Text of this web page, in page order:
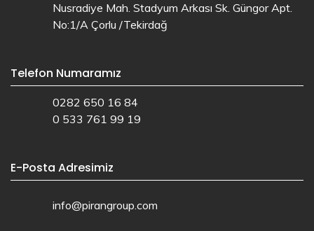
Nusradiye Mah. Stadyum Arkası Sk. Güngor Apt.
No:1/A Çorlu /Tekirdağ
Telefon Numaramız
0282 650 16 84
0 533 761 99 19
E-Posta Adresimiz
info@pirangroup.com